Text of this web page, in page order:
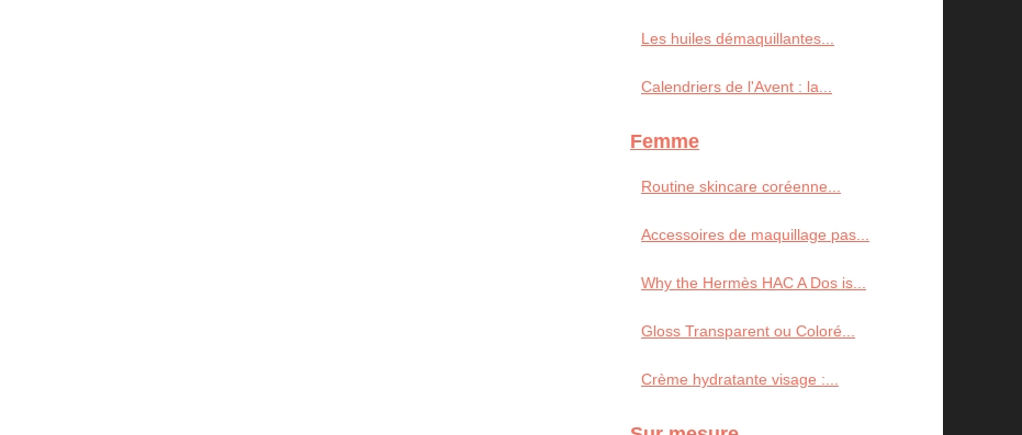
Les huiles démaquillantes...
Calendriers de l'Avent : la...
Femme
Routine skincare coréenne...
Accessoires de maquillage pas...
Why the Hermès HAC A Dos is...
Gloss Transparent ou Coloré...
Crème hydratante visage :...